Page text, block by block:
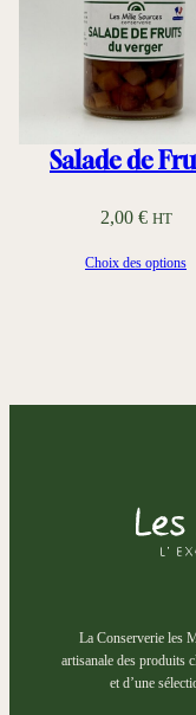
Salade de
2,00 € HT
Choix des options
La Conserverie les
artisanale des produits
et d’une